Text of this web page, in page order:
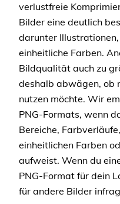
verlustfreie
Bilder eine deutlich
darunter
einheitliche Farben.
Bildqualität auch zu
deshalb abwägen, ob
nutzen möchte. Wir
PNG-Formats, wenn
Bereiche,
einheitlichen Farben
aufweist. Wenn du
PNG-Format für dein
für andere Bilder